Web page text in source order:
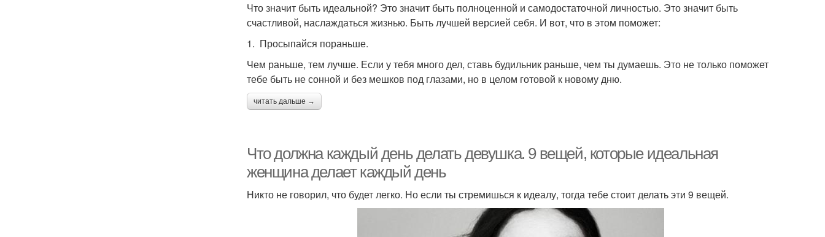
Что значит быть идеальной? Это значит быть полноценной и самодостаточной личностью. Это значит быть
счастливой, наслаждаться жизнью. Быть лучшей версией себя. И вот, что в этом поможет:
1. Просыпайся пораньше.
Чем раньше, тем лучше. Если у тебя много дел, ставь будильник раньше, чем ты думаешь. Это не только поможет
тебе быть не сонной и без мешков под глазами, но в целом готовой к новому дню.
читать дальше →
Что должна каждый день делать девушка. 9 вещей, которые идеальная
женщина делает каждый день
Никто не говорил, что будет легко. Но если ты стремишься к идеалу, тогда тебе стоит делать эти 9 вещей.